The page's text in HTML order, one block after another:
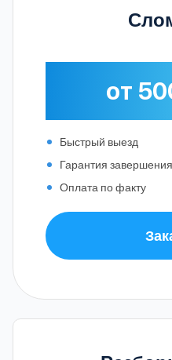
от
Быстрый выезд
Гарантия
Оплата по факту